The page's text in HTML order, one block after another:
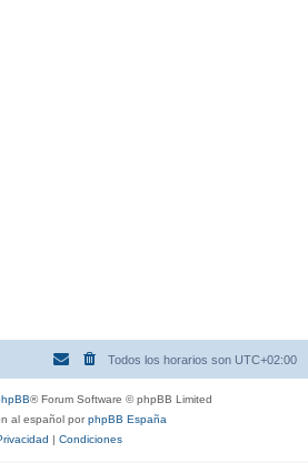
Todos los horarios son UTC+02:00
® Forum Software © phpBB Limited
al español porphpBB España
| Condiciones